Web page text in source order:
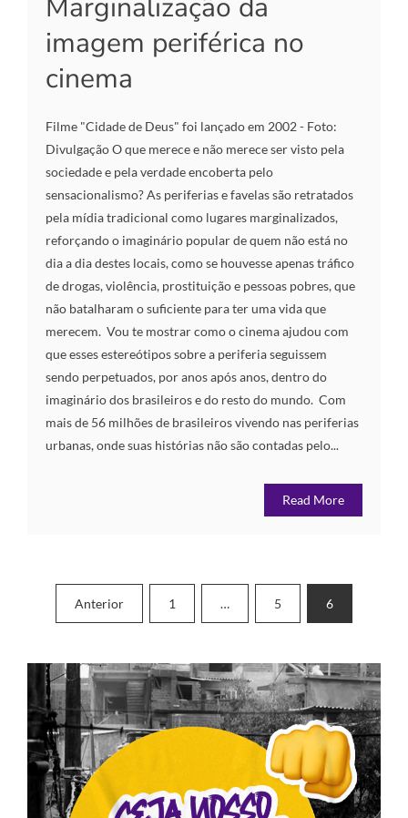
Marginalização da
imagem periférica no
cinema
Filme "Cidade de Deus" foi lançado em 2002 - Foto:
Divulgação O que merece e não merece ser visto pela
sociedade e pela verdade encoberta pelo
sensacionalismo? As periferias e favelas são retratados
pela mídia tradicional como lugares marginalizados,
reforçando o imaginário popular de quem não está no
dia a dia destes locais, como se houvesse apenas tráfico
de drogas, violência, prostituição e pessoas pobres, que
não batalharam o suficiente para ter uma vida que
merecem. Vou te mostrar como o cinema ajudou com
que esses estereótipos sobre a periferia seguissem
sendo perpetuados, por anos após anos, dentro do
imaginário dos brasileiros e do resto do mundo. Com
mais de 56 milhões de brasileiros vivendo nas periferias
urbanas, onde suas histórias não são contadas pelo...
Read More
Paginação
de
posts
Anterior 1 … 5 6